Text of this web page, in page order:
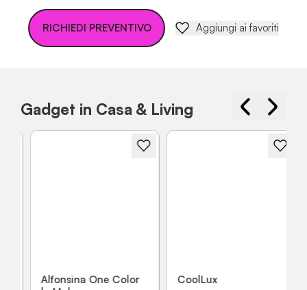
RICHIEDI PREVENTIVO Aggiungi ai favoriti
Gadget in Casa & Living
Alfonsina One Color
CoolLux